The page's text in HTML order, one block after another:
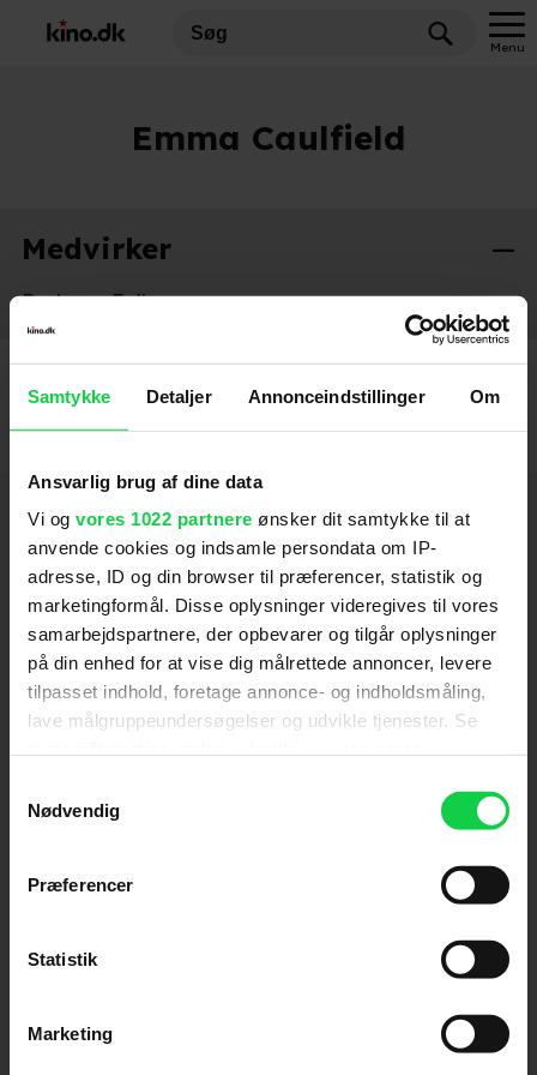
Samtykke Detaljer Annonceindstillinger Om
Ansvarlig brug af dine data
Vi og vores 1022 partnere ønsker dit samtykke til at
anvende cookies og indsamle persondata om IP-
adresse, ID og din browser til præferencer, statistik og
marketingformål. Disse oplysninger videregives til vores
samarbejdspartnere, der opbevarer og tilgår oplysninger
på din enhed for at vise dig målrettede annoncer, levere
tilpasset indhold, foretage annonce- og indholdsmåling,
lave målgruppeundersøgelser og udvikle tjenester. Se
tilbage eller ændre indstillinger fra vores
"Cookiedeklaration", eller ved at trykke på "Privacy
Indsamle præcise oplysninger om din placering,
Identificere din enhed baseret på en scanning af
dens unikke karakteristika (fingerprinting)
Nødvendig
Præferencer
Statistik
Marketing
Menu
Emma Caulfield
Medvirker
Darkness Falls 2003
Hold dig opdateret
Send
Ved tilmelding accepterer jeg samtidig
Kino.dks Markedsføringssamtykke